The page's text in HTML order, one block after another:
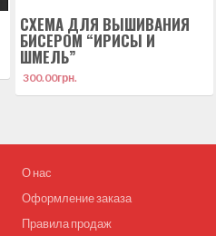
СХЕМА ДЛЯ ВЫШИВАНИЯ
БИСЕРОМ “ИРИСЫ И
ШМЕЛЬ”
300.00грн.
О нас
Оформление заказа
Правила продаж